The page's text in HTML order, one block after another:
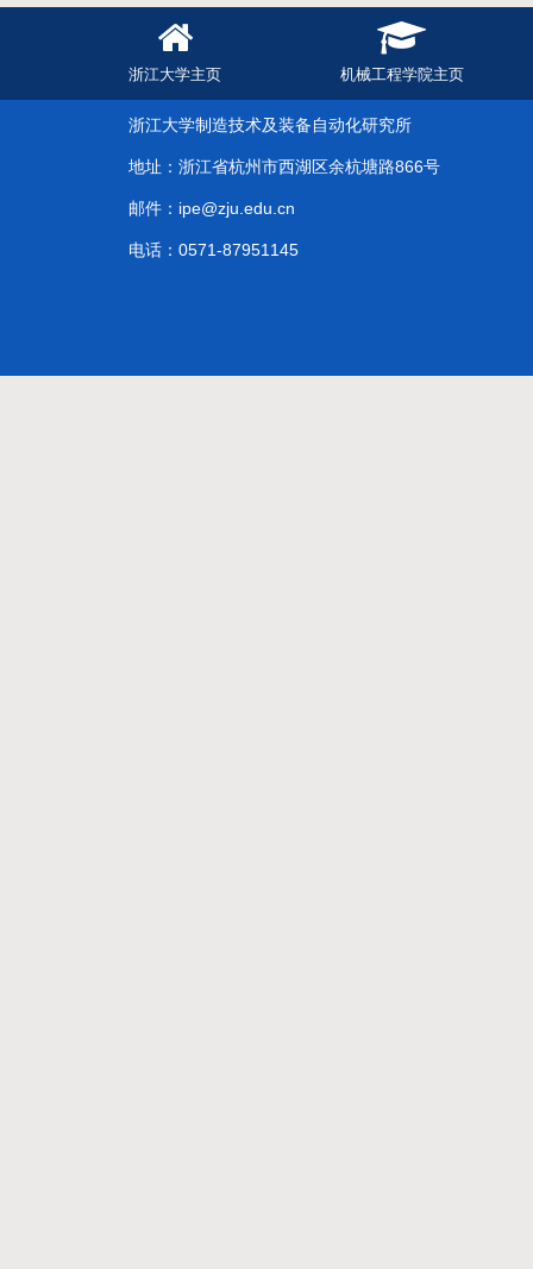
浙江大学主页 机械工程学院主页
浙江大学制造技术及装备自动化研究所
地址：浙江省杭州市西湖区余杭塘路866号
邮件：ipe@zju.edu.cn
电话：0571-87951145